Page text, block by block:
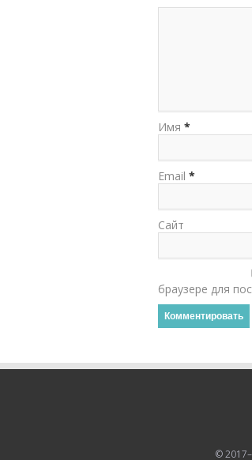
Имя *
Email *
Сайт
браузере для
©